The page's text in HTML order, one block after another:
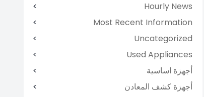
Hourly News
Most Recent Information
Uncategorized
Used Appliances
أجهزة اساسية
أجهزة كشف المعادن